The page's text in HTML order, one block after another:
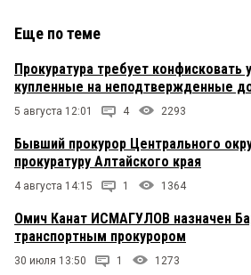
Еще по теме
Прокуратура требует
купленные на неподтвержденные
5 августа 12:01 4 2293
Бывший прокурор Центрального
прокуратуру Алтайского края
4 августа 14:15 1 1364
Омич Канат ИСМАГУЛОВ назначен
транспортным прокурором
30 июля 13:50 1 1273